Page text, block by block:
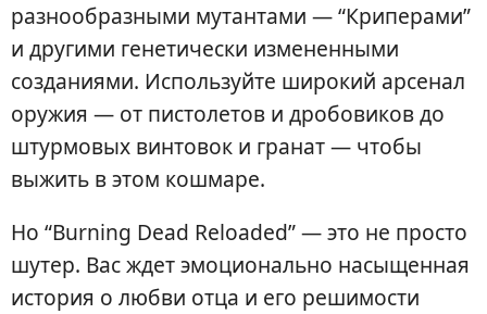
разнообразными мутантами — “Криперами”
и другими генетически измененными
созданиями. Используйте широкий арсенал
оружия — от пистолетов и дробовиков до
штурмовых винтовок и гранат — чтобы
выжить в этом кошмаре.
Но “Burning Dead Reloaded” — это не просто
шутер. Вас ждет эмоционально насыщенная
история о любви отца и его решимости